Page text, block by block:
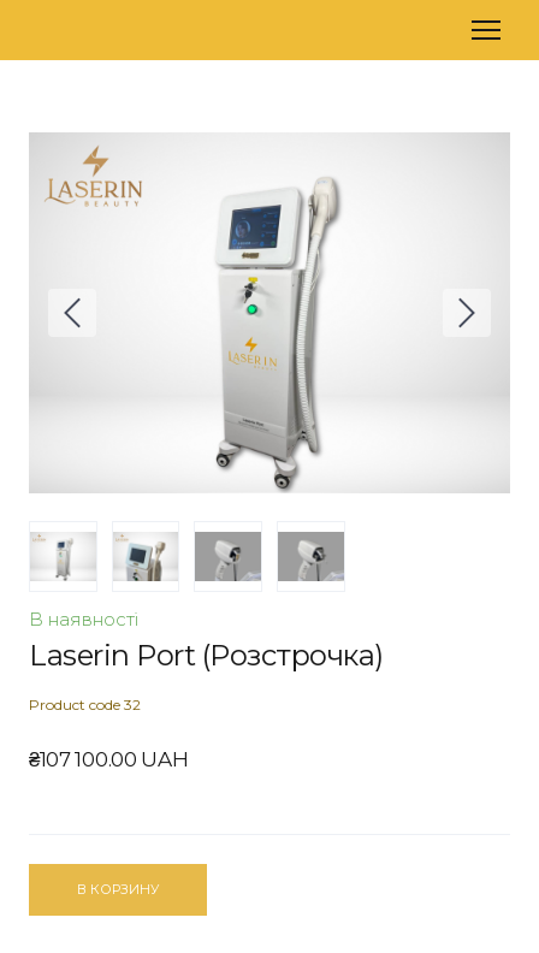
В наявності
Laserin Port (Розстрочка)
Product code 32
₴107 100.00 UAH
В КОРЗИНУ